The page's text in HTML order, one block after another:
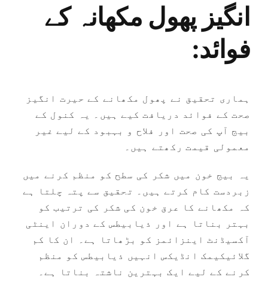
انگیز پھول مکھانہ کے
فوائد:
ہماری تحقیق نے پھول مکھانے کے حیرت انگیز
صحت کے فوائد دریافت کیے ہیں۔ یہ کنول کے
بیج آپ کی صحت اور فلاح و بہبود کے لیے غیر
معمولی قیمت رکھتے ہیں۔
یہ بیج خون میں شکر کی سطح کو منظم کرنے میں
زبردست کام کرتے ہیں۔ تحقیق سے پتہ چلتا ہے
کہ مکھانے کا عرق خون کی شکر کی ترتیب کو
بہتر بناتا ہے اور ذیابیطس کے دوران اینٹی
آکسیڈنٹ اینزائمز کو بڑھاتا ہے۔ ان کا کم
گلائیکیمک انڈیکس انہیں ذیابیطس کو منظم
کرنے کے لیے ایک بہترین ناشتہ بناتا ہے۔